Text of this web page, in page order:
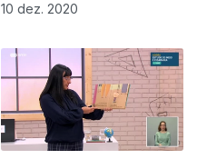
10 dez. 2020